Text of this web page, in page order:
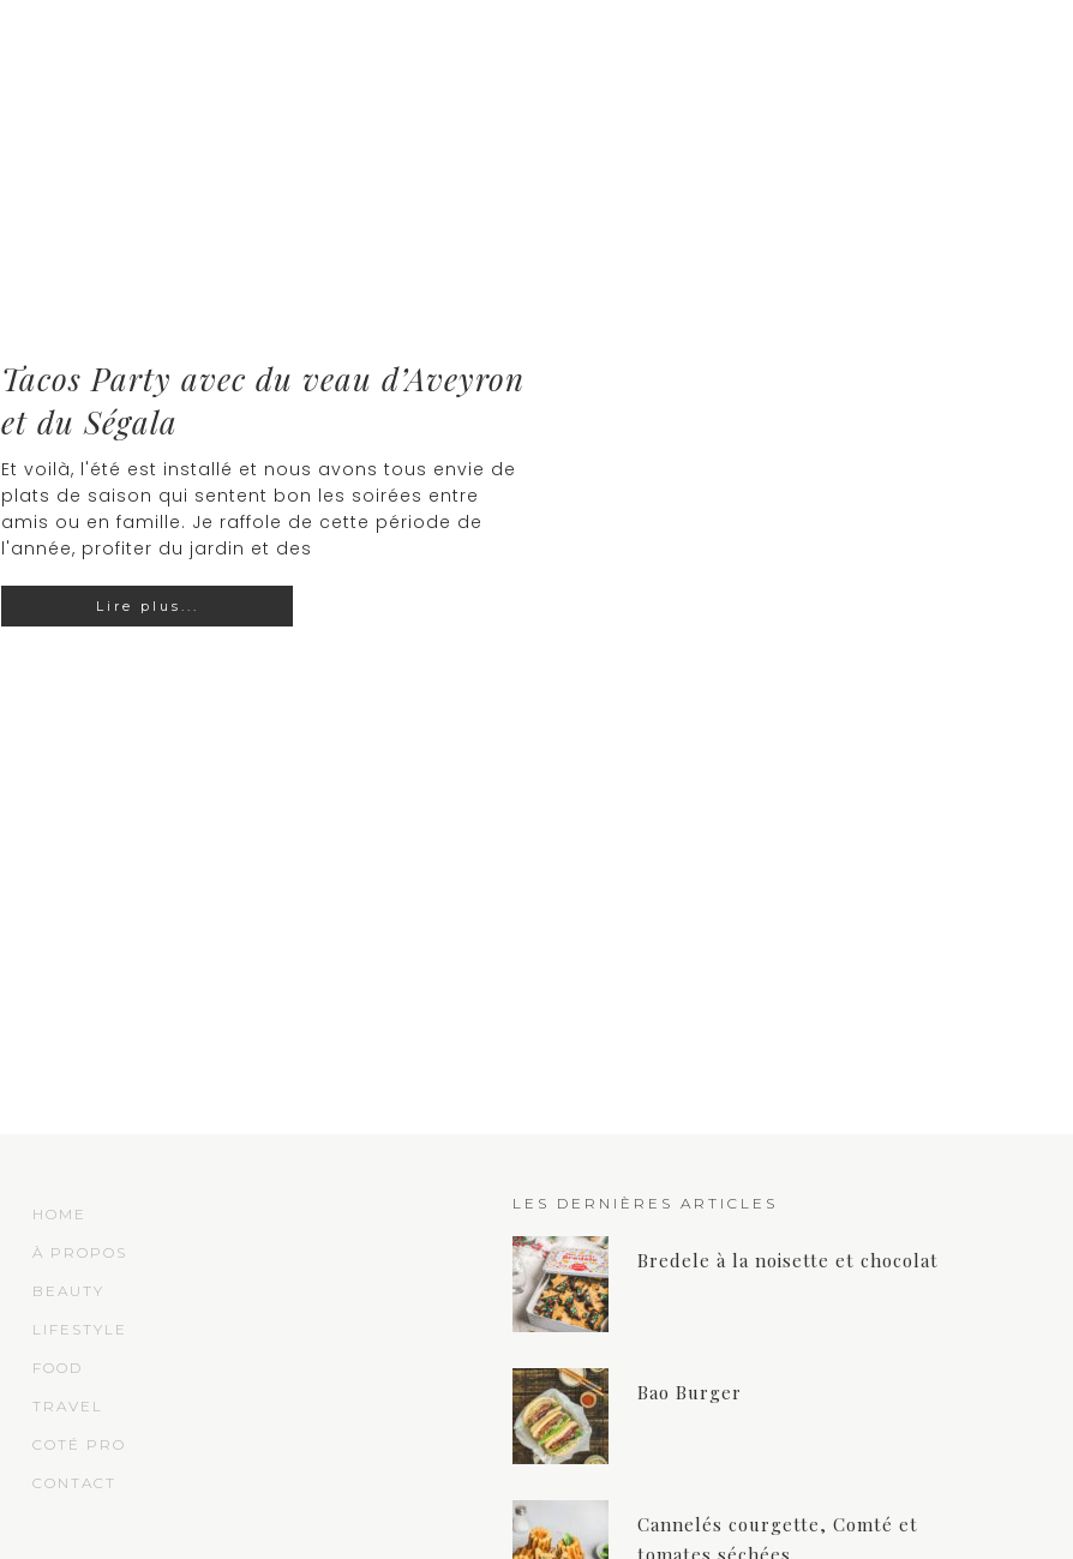
Tacos Party avec du veau d’Aveyron
et du Ségala
Et voilà, l'été est installé et nous avons tous envie de
plats de saison qui sentent bon les soirées entre
amis ou en famille. Je raffole de cette période de
l'année, profiter du jardin et des
Lire plus...
HOME
À PROPOS
BEAUTY
LIFESTYLE
FOOD
TRAVEL
COTÉ PRO
CONTACT
LES DERNIÈRES ARTICLES
Bredele à la noisette et chocolat
Bao Burger
Cannelés courgette, Comté et
tomates séchées